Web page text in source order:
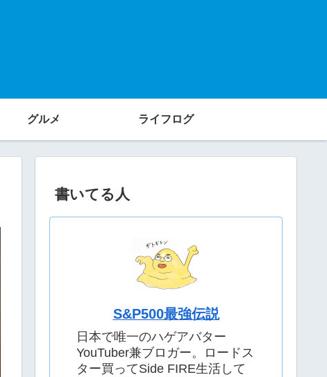
グルメ ライフログ
書いてる人
S&P500最強伝説
日本で唯一のハゲアバター
YouTuber兼ブロガー。ロードス
ター買ってSide FIRE生活して